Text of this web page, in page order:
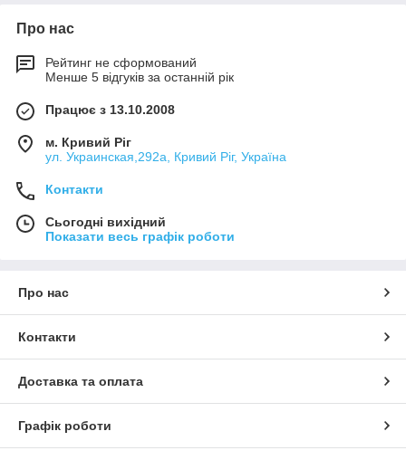
Про нас
Рейтинг не сформований
Менше 5 відгуків за останній рік
Працює з 13.10.2008
м. Кривий Ріг
ул. Украинская,292а, Кривий Ріг, Україна
Контакти
Сьогодні вихідний
Показати весь графік роботи
Про нас
Контакти
Доставка та оплата
Графік роботи